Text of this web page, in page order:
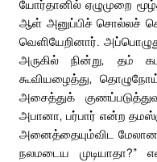
யோர்தானில் ஏழுமுறை
ஆள் அனுப்பிச் சொல்லச்
வெளியேறினார்.
அருகில் நின்று, தம்
கூவியழைத்து,
அசைத்துக்
அபானா, பர்பார் என்ற
அனைத்தையும்விட
நலமடைய முடியாதா?”